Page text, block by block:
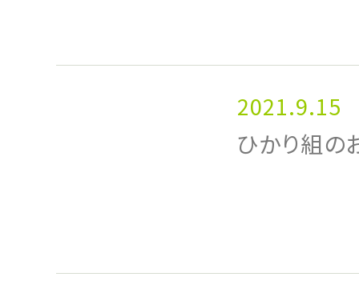
2021.9.15
ひかり組